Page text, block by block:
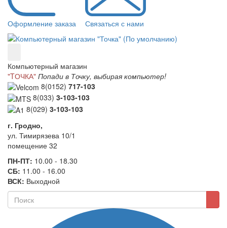
Оформление заказа Связаться с нами
Компьютерный магазин
"TОЧКА" Попади в Точку, выбирая компьютер!
8(0152) 717-103
8(033) 3-103-103
8(029) 3-103-103
г. Гродно,
ул. Тимирязева 10/1
помещение 32
ПН-ПТ: 10.00 - 18.30
СБ: 11.00 - 16.00
ВСК: Выходной